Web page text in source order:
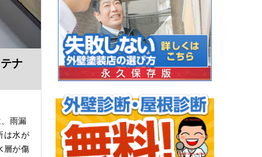
ナ
雨漏
は水が
層が傷